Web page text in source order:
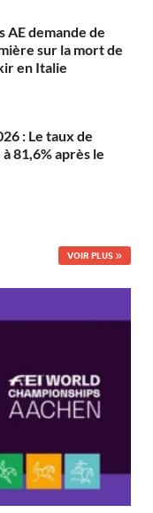
AE demande de
sur la mort de
en Italie
: Le taux de
81,6% après le
VOIR PLUS